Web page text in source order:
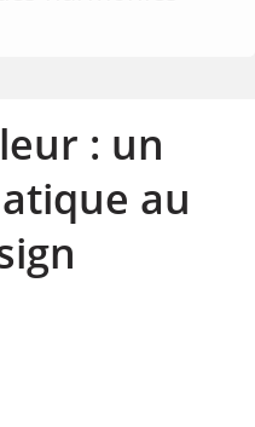
: un
au